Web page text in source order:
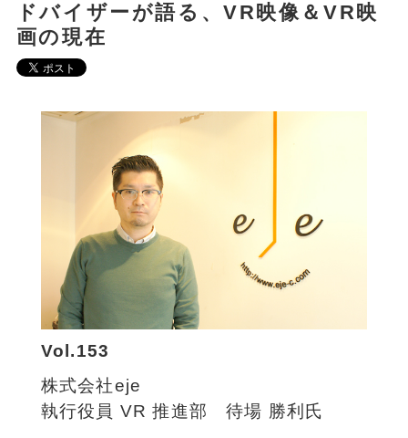
ドバイザーが語る、VR映像＆VR映
画の現在
Vol.153
株式会社eje
執行役員 VR 推進部 待場 勝利氏